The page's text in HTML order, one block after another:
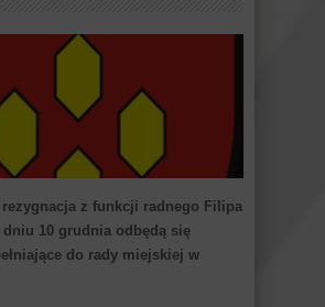
z funkcji radnego Filipa
10 grudnia odbędą się
do rady miejskiej w